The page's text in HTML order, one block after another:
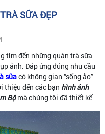
SỮA ĐẸP
tìm đến những quán trà sữa
ảnh. Đáp ứng đúng nhu cầu
sữacó không gian “sống ảo”
thiệu đến các bạn hình ảnh
Bộmà chúng tôi đã thiết kế